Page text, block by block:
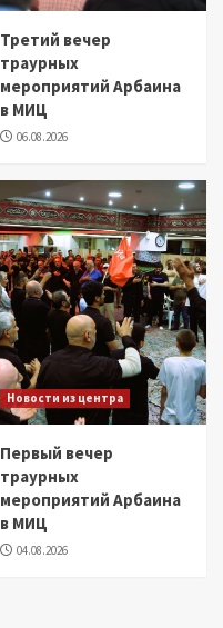
Третий вечер
траурных
мероприятий Арбаина
в МИЦ
06.08.2026
Новости из центра
Первый вечер
траурных
мероприятий Арбаина
в МИЦ
04.08.2026